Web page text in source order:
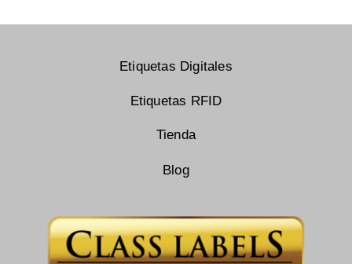
Etiquetas Digitales
Etiquetas RFID
Tienda
Blog